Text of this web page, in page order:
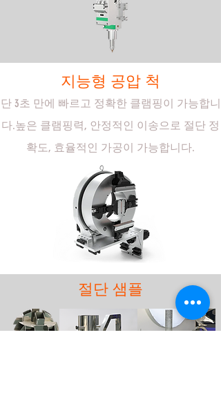
지능형 공압 척
단 3초 만에 빠르고 정확한 클램핑이 가능합니
다.높은 클램핑력, 안정적인 이송으로 절단 정
확도, 효율적인 가공이 가능합니다.
절단 샘플